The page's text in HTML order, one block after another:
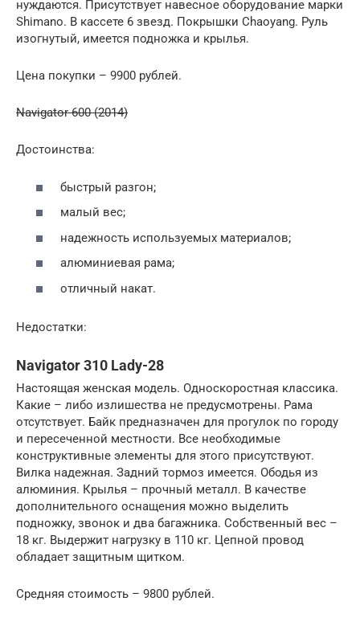
нуждаются. Присутствует навесное оборудование марки
Shimano. В кассете 6 звезд. Покрышки Chaoyang. Руль
изогнутый, имеется подножка и крылья.
Цена покупки – 9900 рублей.
Navigator 600 (2014)
Достоинства:
быстрый разгон;
малый вес;
надежность используемых материалов;
алюминиевая рама;
отличный накат.
Недостатки:
Navigator 310 Lady-28
Настоящая женская модель. Односкоростная классика.
Какие – либо излишества не предусмотрены. Рама
отсутствует. Байк предназначен для прогулок по городу
и пересеченной местности. Все необходимые
конструктивные элементы для этого присутствуют.
Вилка надежная. Задний тормоз имеется. Ободья из
алюминия. Крылья – прочный металл. В качестве
дополнительного оснащения можно выделить
подножку, звонок и два багажника. Собственный вес –
18 кг. Выдержит нагрузку в 110 кг. Цепной провод
обладает защитным щитком.
Средняя стоимость – 9800 рублей.